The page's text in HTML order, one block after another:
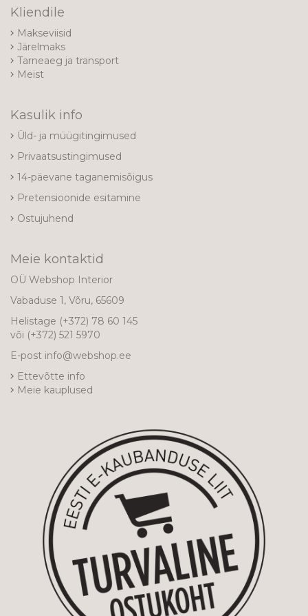
Kliendile
Makseviisid
Järelmaks
Tarneaeg ja transport
Meist
Kasulik info
Üld- ja müügitingimused
Privaatsustingimused
14-päevane taganemisõigus
Pretensioonide esitamine
Ostujuhend
Meie kontaktid
OÜ Webshop Interior
Vabaduse 1, Võru, 65609
Helistage (+372) 78 60 145
või (+372) 521 5970
E-post info@webshop.ee
Ettevõtte info
Meie kauplused